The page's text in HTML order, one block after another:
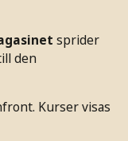
sprider
den
Kurser visas